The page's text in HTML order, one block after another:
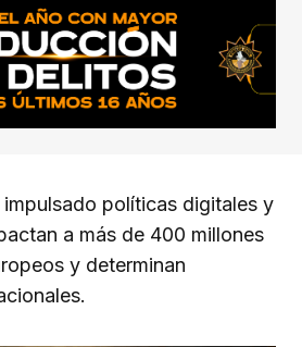
políticas digitales y
a más de 400 millones
y determinan